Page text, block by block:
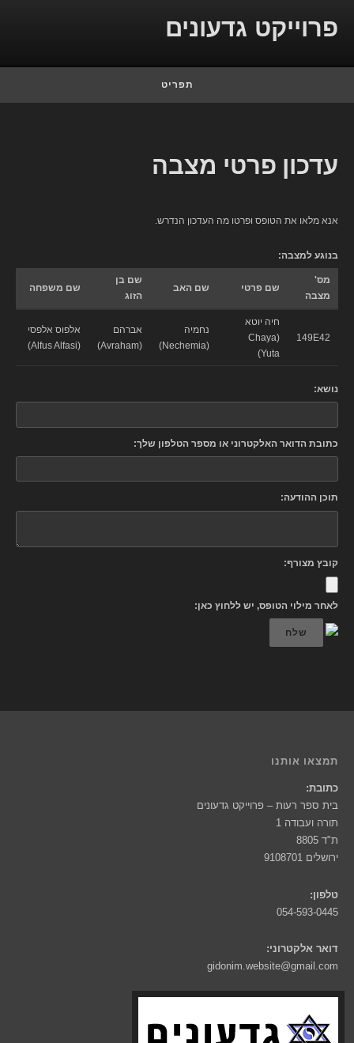
פרוייקט גדעונים
תפריט
עדכון פרטי מצבה
אנא מלאו את הטופס ופרטו מה העדכון הנדרש.
בנוגע למצבה:
מס'
מצבה
שם פרטי שם האב
שם בן
הזוג
שם משפחה
149E42
חיה יוטא
(Chaya
Yuta)
נחמיה
(Nechemia)
אברהם
(Avraham)
אלפוס אלפסי
(Alfus Alfasi)
נושא:
כתובת הדואר האלקטרוני או מספר הטלפון שלך:
תוכן ההודעה:
קובץ מצורף:
לאחר מילוי הטופס, יש ללחוץ כאן:
שלח
תמצאו אותנו
כתובת:
בית ספר רעות – פרוייקט גדעונים
תורה ועבודה 1
ת"ד 8805
ירושלים 9108701
טלפון:
054-593-0445
דואר אלקטרוני:
gidonim.website@gmail.com